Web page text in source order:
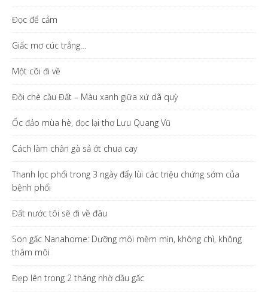
Đọc để cảm
Giấc mơ cúc trắng…
Một cõi đi về
Đồi chè cầu Đất – Màu xanh giữa xứ dã quỳ
Ốc đảo mùa hè, đọc lại thơ Lưu Quang Vũ
Cách làm chân gà sả ớt chua cay
Thanh lọc phổi trong 3 ngày đẩy lùi các triệu chứng sớm của
bệnh phổi
Đất nước tôi sẽ đi về đâu
Son gấc Nanahome: Dưỡng môi mềm mịn, không chì, không
thâm môi
Đẹp lên trong 2 tháng nhờ dầu gấc